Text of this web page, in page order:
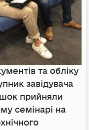
та обліку
завідувача
прийняли
семінарі на